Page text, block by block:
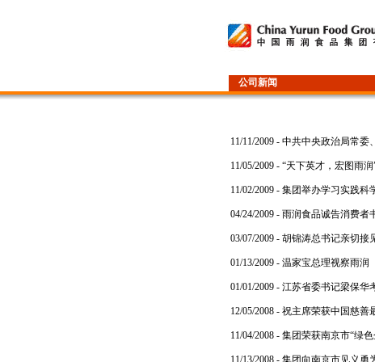
公司新闻
11/11/2009 - 中共中央政治局常委
11/05/2009 - “天下英才，宏图雨
11/02/2009 - 集团举办学习实践科
04/24/2009 - 雨润食品诚告消费者
03/07/2009 - 胡锦涛总书记亲切接
01/13/2009 - 温家宝总理视察雨润
01/01/2009 - 江苏省委书记梁保华
12/05/2008 - 祝主席荣获中国慈善
11/04/2008 - 集团荣获南京市“绿
11/13/2008 - 集团向南京市见义勇